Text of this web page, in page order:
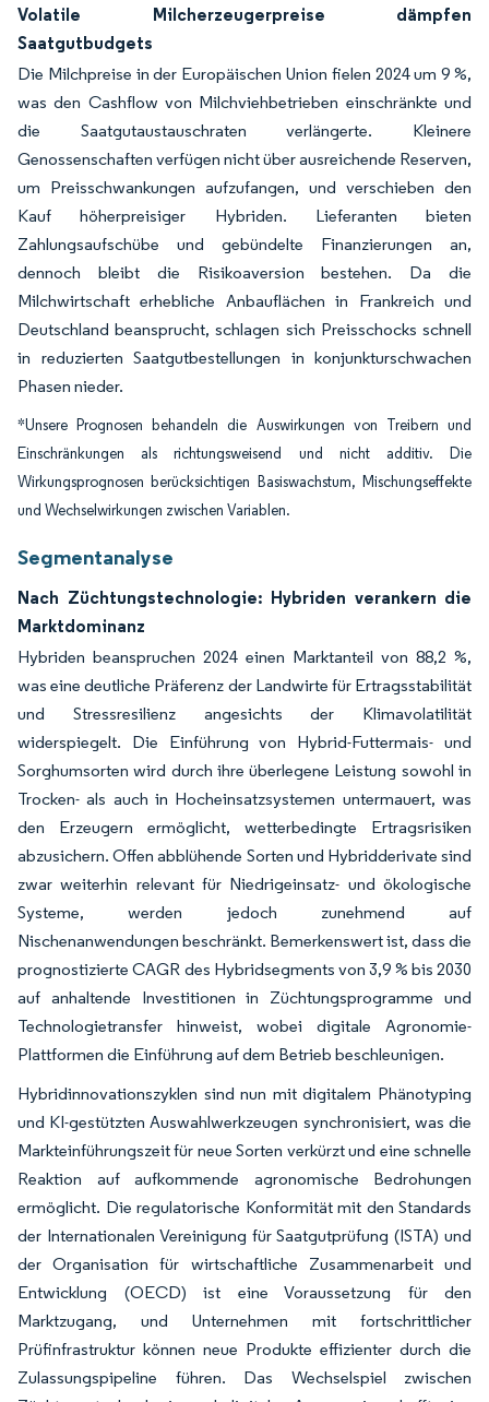
Volatile Milcherzeugerpreise dämpfen
Saatgutbudgets
Die Milchpreise in der Europäischen Union fielen 2024 um 9 %,
was den Cashflow von Milchviehbetrieben einschränkte und
die Saatgutaustauschraten verlängerte. Kleinere
Genossenschaften verfügen nicht über ausreichende Reserven,
um Preisschwankungen aufzufangen, und verschieben den
Kauf höherpreisiger Hybriden. Lieferanten bieten
Zahlungsaufschübe und gebündelte Finanzierungen an,
dennoch bleibt die Risikoaversion bestehen. Da die
Milchwirtschaft erhebliche Anbauflächen in Frankreich und
Deutschland beansprucht, schlagen sich Preisschocks schnell
in reduzierten Saatgutbestellungen in konjunkturschwachen
Phasen nieder.
*Unsere Prognosen behandeln die Auswirkungen von Treibern und
Einschränkungen als richtungsweisend und nicht additiv. Die
Wirkungsprognosen berücksichtigen Basiswachstum, Mischungseffekte
und Wechselwirkungen zwischen Variablen.
Segmentanalyse
Nach Züchtungstechnologie: Hybriden verankern die
Marktdominanz
Hybriden beanspruchen 2024 einen Marktanteil von 88,2 %,
was eine deutliche Präferenz der Landwirte für Ertragsstabilität
und Stressresilienz angesichts der Klimavolatilität
widerspiegelt. Die Einführung von Hybrid-Futtermais- und
Sorghumsorten wird durch ihre überlegene Leistung sowohl in
Trocken- als auch in Hocheinsatzsystemen untermauert, was
den Erzeugern ermöglicht, wetterbedingte Ertragsrisiken
abzusichern. Offen abblühende Sorten und Hybridderivate sind
zwar weiterhin relevant für Niedrigeinsatz- und ökologische
Systeme, werden jedoch zunehmend auf
Nischenanwendungen beschränkt. Bemerkenswert ist, dass die
prognostizierte CAGR des Hybridsegments von 3,9 % bis 2030
auf anhaltende Investitionen in Züchtungsprogramme und
Technologietransfer hinweist, wobei digitale Agronomie-
Plattformen die Einführung auf dem Betrieb beschleunigen.
Hybridinnovationszyklen sind nun mit digitalem Phänotyping
und KI-gestützten Auswahlwerkzeugen synchronisiert, was die
Markteinführungszeit für neue Sorten verkürzt und eine schnelle
Reaktion auf aufkommende agronomische Bedrohungen
ermöglicht. Die regulatorische Konformität mit den Standards
der Internationalen Vereinigung für Saatgutprüfung (ISTA) und
der Organisation für wirtschaftliche Zusammenarbeit und
Entwicklung (OECD) ist eine Voraussetzung für den
Marktzugang, und Unternehmen mit fortschrittlicher
Prüfinfrastruktur können neue Produkte effizienter durch die
Zulassungspipeline führen. Das Wechselspiel zwischen